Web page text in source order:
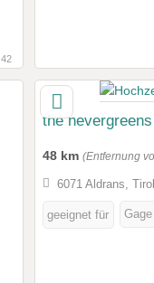
42
the nevergreens
48 km (Entfernung
6071 Aldrans,
geeignet für Gage